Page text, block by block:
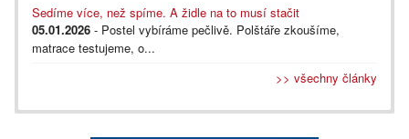
Sedíme více, než spíme. A židle na to musí stačit
05.01.2026 - Postel vybíráme pečlivě. Polštáře zkoušíme,
matrace testujeme, o...
>> všechny články